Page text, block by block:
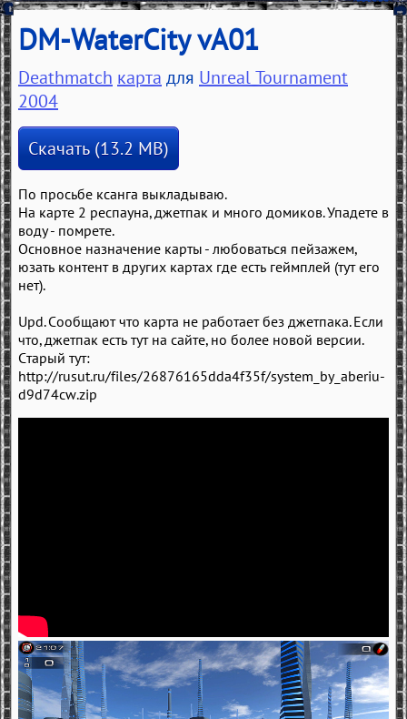
DM-WaterCity vA01
Deathmatch карта для Unreal Tournament
2004
Скачать (13.2 MB)
По просьбе ксанга выкладываю.
На карте 2 респауна, джетпак и много домиков. Упадете в
воду - помрете.
Основное назначение карты - любоваться пейзажем,
юзать контент в других картах где есть геймплей (тут его
нет).
Upd. Сообщают что карта не работает без джетпака. Если
что, джетпак есть тут на сайте, но более новой версии.
Старый тут:
http://rusut.ru/files/26876165dda4f35f/system_by_aberiu-
d9d74cw.zip